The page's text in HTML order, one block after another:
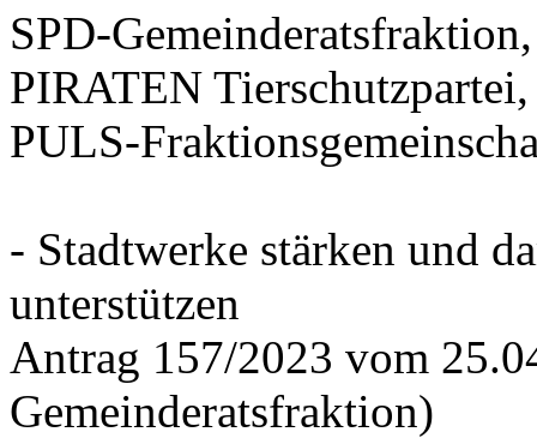
SPD-
PIRATEN Tierschutzpartei,
PULS-
- Stadtwerke stärken und
unterstützen
Antrag 157/2023 vom
Gemeinderatsfraktion)